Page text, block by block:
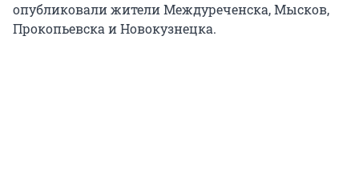
опубликовали жители Междуреченска, Мысков,
Прокопьевска и Новокузнецка.